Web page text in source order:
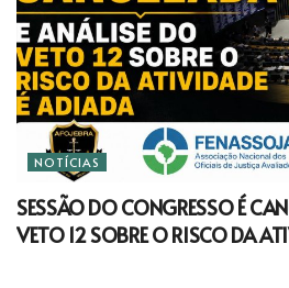
NOTÍCIAS
SESSÃO DO CONGRESSO É
VETO 12 SOBRE O RISCO DA